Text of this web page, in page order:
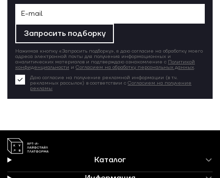
Запросить подборку
Нажимая кнопку «Запросить подборку», я даю согласие на обработку моего
адреса электронной почты для получения информационных и
аналитических материалов и подтверждаю ознакомление с Политикой
конфиденциальности и Согласием на обработку персональных данных.
Даю согласие на получение рекламной информации (в т.ч.
рекламных рассылок) в соответствии с Согласием на получение
рекламы
Каталог